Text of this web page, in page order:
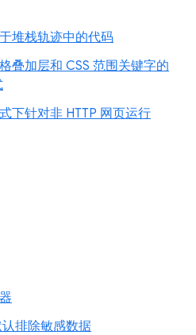
堆栈轨迹中的代码
叠加层和 CSS 范围关键字的
下针对非 HTTP 网页运行
排除敏感数据